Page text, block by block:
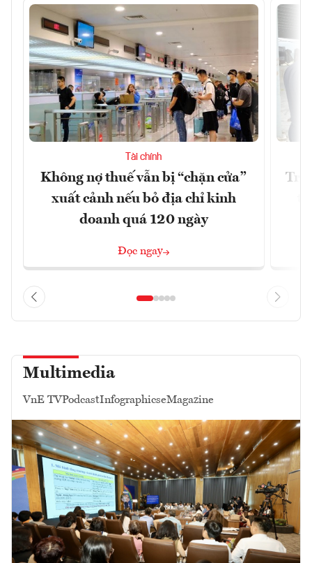
Tài chính
Không nợ thuế vẫn bị “chặn cửa”
xuất cảnh nếu bỏ địa chỉ kinh
doanh quá 120 ngày
Đọc ngay
Multimedia
VnE TVPodcastInfographicseMagazine